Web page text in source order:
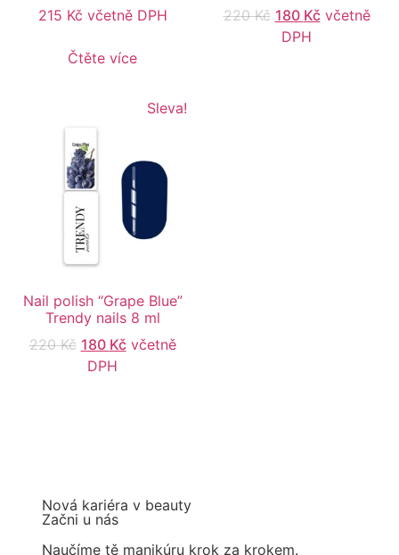
215 Kč včetně DPH
Čtěte více
220Kč 180 Kč včetně
DPH
Sleva!
Nail polish “Grape Blue”
Trendy nails 8 ml
220Kč 180 Kč včetně
DPH
Nová kariéra v beauty
Začni u nás
Naučíme tě manikúru krok za krokem.